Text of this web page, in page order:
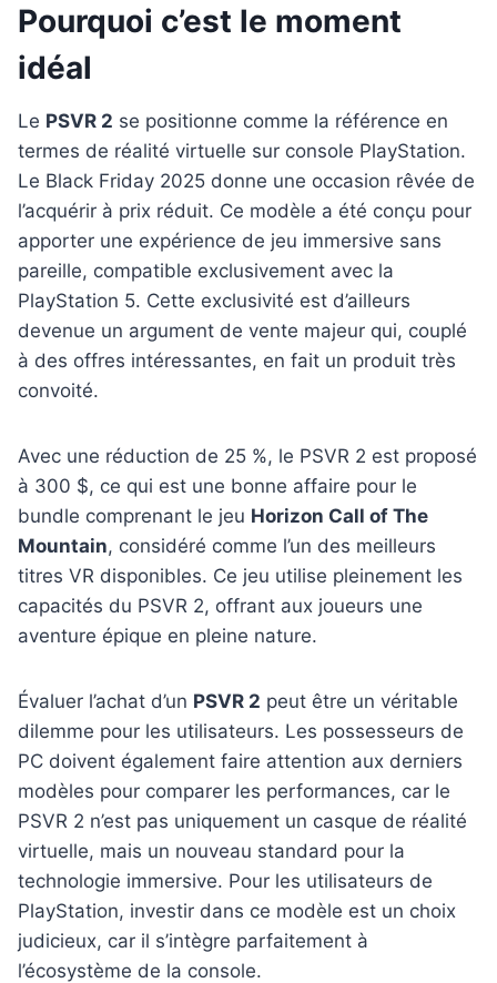
Pourquoi c’est le moment
idéal
Le PSVR 2 se positionne comme la référence en
termes de réalité virtuelle sur console PlayStation.
Le Black Friday 2025 donne une occasion rêvée de
l’acquérir à prix réduit. Ce modèle a été conçu pour
apporter une expérience de jeu immersive sans
pareille, compatible exclusivement avec la
PlayStation 5. Cette exclusivité est d’ailleurs
devenue un argument de vente majeur qui, couplé
à des offres intéressantes, en fait un produit très
convoité.
Avec une réduction de 25 %, le PSVR 2 est proposé
à 300 $, ce qui est une bonne affaire pour le
bundle comprenant le jeu Horizon Call of The
Mountain, considéré comme l’un des meilleurs
titres VR disponibles. Ce jeu utilise pleinement les
capacités du PSVR 2, offrant aux joueurs une
aventure épique en pleine nature.
Évaluer l’achat d’un PSVR 2 peut être un véritable
dilemme pour les utilisateurs. Les possesseurs de
PC doivent également faire attention aux derniers
modèles pour comparer les performances, car le
PSVR 2 n’est pas uniquement un casque de réalité
virtuelle, mais un nouveau standard pour la
technologie immersive. Pour les utilisateurs de
PlayStation, investir dans ce modèle est un choix
judicieux, car il s’intègre parfaitement à
l’écosystème de la console.